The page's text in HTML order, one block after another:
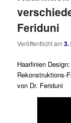
Feriduni
Veröffentlicht am3.
Haarlinien
Rekonstruktions-
von Dr. Feriduni